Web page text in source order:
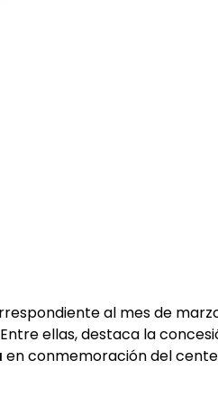
al mes de
ellas, destaca la
en conmemoración del